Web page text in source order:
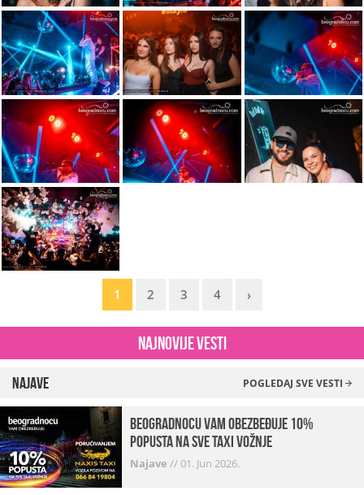
1 2 3 4 ›
Najnovije vesti
Najave POGLEDAJ SVE VESTI
beogradnocu vam obezbeđuje 10%
popusta na sve taxi vožnje
Najave //01. Jun 2026.